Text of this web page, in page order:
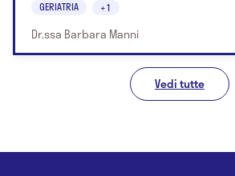
GERIATRIA +1
Dr.ssa Barbara Manni
Vedi tutte